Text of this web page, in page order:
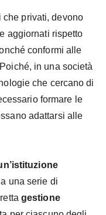
privati, devono
aggiornati rispetto
conformi alle
Poiché, in una società
che cercano di
formare le
adattarsi alle
una serie di
gestione